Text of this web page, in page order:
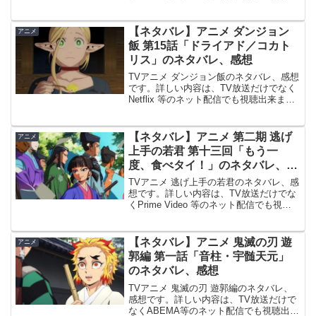
こちらです。#23 ひとりぼっちのサ...
アニメ
【ネタバレ】アニメ ダンジョン
飯 第15話「ドライアド／コカト
リス」のネタバレ、感想
TVアニメ ダンジョン飯のネタバレ、感想
です。詳しい内容は、TV放送だけでなく
Netflix 等のネット配信でも視聴出来ま
14話の記事はこちらです。第15話「...
アニメ
【ネタバレ】アニメ 第二期 逃げ
上手の若君 第十三回「もう一
度、食べタイ！」のネタバレ、感
想
TVアニメ 逃げ上手の若君のネタバレ、感
想です。詳しい内容は、TV放送だけでな
くPrime Video 等のネット配信でも視聴
べタイ！」第一期のあらすじを振り返っ
た後...
アニメ
【ネタバレ】アニメ 鬼滅の刃 遊
郭編 第一話「音柱・宇髄天元」
のネタバレ、感想
TVアニメ 鬼滅の刃 遊郭編のネタバレ、
感想です。詳しい内容は、TV放送だけで
なくABEMA等のネット配信でも視聴出来